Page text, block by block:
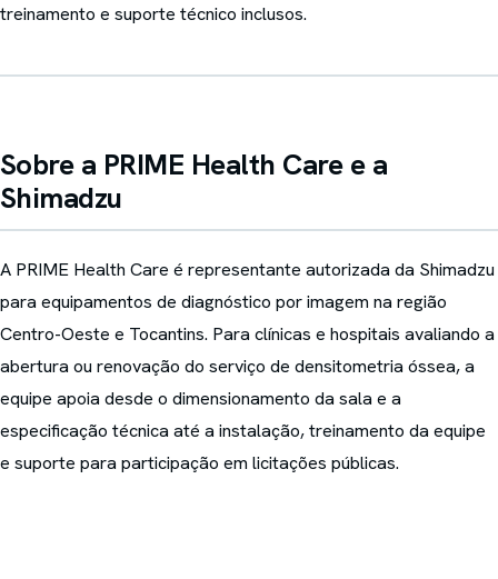
treinamento e suporte técnico inclusos.
Sobre a PRIME Health Care e a
Shimadzu
A PRIME Health Care é representante autorizada da Shimadzu
para equipamentos de diagnóstico por imagem na região
Centro-Oeste e Tocantins. Para clínicas e hospitais avaliando a
abertura ou renovação do serviço de densitometria óssea, a
equipe apoia desde o dimensionamento da sala e a
especificação técnica até a instalação, treinamento da equipe
e suporte para participação em licitações públicas.